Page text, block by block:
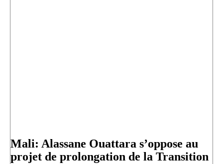
Mali: Alassane Ouattara s’oppose au
projet de prolongation de la Transition